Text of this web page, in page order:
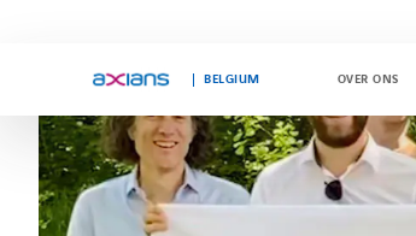
BELGIUM OVER ONS
Search
keywords